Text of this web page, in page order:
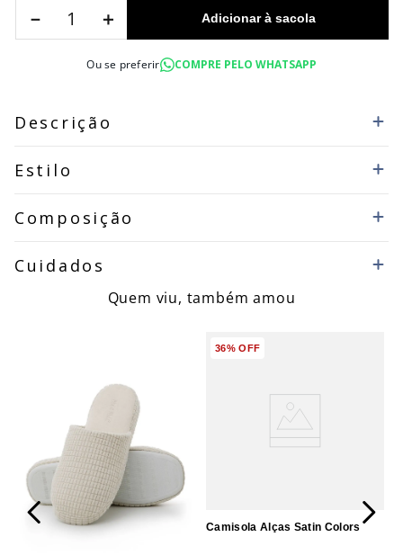
＋
－
Ou se preferir COMPRE PELO WHATSAPP
Descrição
Estilo
Composição
Cuidados
Quem viu, também amou
36%OFF
Camisola Alças Satin Colors